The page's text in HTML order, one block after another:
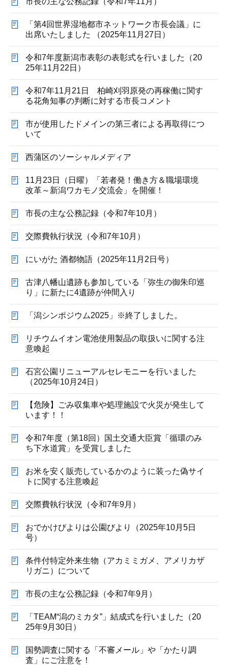
「第4回世界湿地都市ネットワーク市長会議」に
出席いたしました （2025年11月27日）
令和7年度新潟市表彰の表彰式を行いました（20
25年11月22日）
令和7年11月21日 柏崎刈羽原発の再稼働に関す
る花角知事の判断に対する市長コメント
市が使用したドメインの第三者による再取得につ
いて
西蒲区のソーシャルメディア
11月23日（日曜）「若者発！働き方＆職場環境
改革～新潟ワカモノ交流会」を開催！
市長の主な公務記録（令和7年10月）
交際費執行状況（令和7年10月）
にいがた 酒都物語（2025年11月2日号）
古津八幡山遺跡も参加している「弥生の御朱印巡
り」に新たに4遺跡が仲間入り
「潟シンポジウム2025」※終了しました。
リチウムイオン電池使用製品の取扱いに関する注
意喚起
石宮公園リニューアルセレモニーを行いました
（2025年10月24日）
【危険】ごみ収集車や処理施設で火災が発生して
います！！
令和7年度（第18回）国土交通大臣賞「循環のみ
ち下水道賞」を受賞しました
お米を安く販売しているかのように装った偽サイ
トに関する注意喚起
交際費執行状況（令和7年9月）
おでかけびよりは公園びより（2025年10月5日
号）
条件付特定外来生物（アカミミガメ、アメリカザ
リガニ）について
市長の主な公務記録（令和7年9月）
「TEAM“潟のミカタ”」結成式を行いました（20
25年9月30日）
国勢調査に関する「不審メール」や「かたり調
査」にご注意を！